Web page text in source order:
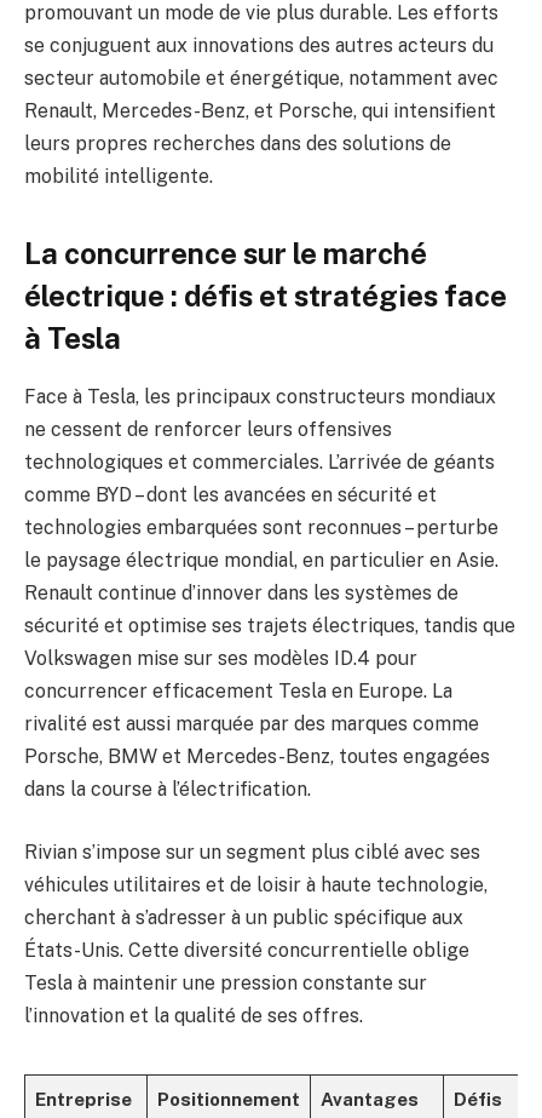
promouvant un mode de vie plus durable. Les efforts
se conjuguent aux innovations des autres acteurs du
secteur automobile et énergétique, notamment avec
Renault, Mercedes-Benz, et Porsche, qui intensifient
leurs propres recherches dans des solutions de
mobilité intelligente.
La concurrence sur le marché
électrique : défis et stratégies face
à Tesla
Face à Tesla, les principaux constructeurs mondiaux
ne cessent de renforcer leurs offensives
technologiques et commerciales. L’arrivée de géants
comme BYD – dont les avancées en sécurité et
technologies embarquées sont reconnues – perturbe
le paysage électrique mondial, en particulier en Asie.
Renault continue d’innover dans les systèmes de
sécurité et optimise ses trajets électriques, tandis que
Volkswagen mise sur ses modèles ID.4 pour
concurrencer efficacement Tesla en Europe. La
rivalité est aussi marquée par des marques comme
Porsche, BMW et Mercedes-Benz, toutes engagées
dans la course à l’électrification.
Rivian s’impose sur un segment plus ciblé avec ses
véhicules utilitaires et de loisir à haute technologie,
cherchant à s’adresser à un public spécifique aux
États-Unis. Cette diversité concurrentielle oblige
Tesla à maintenir une pression constante sur
l’innovation et la qualité de ses offres.
Entreprise Positionnement
Avantages
Défis